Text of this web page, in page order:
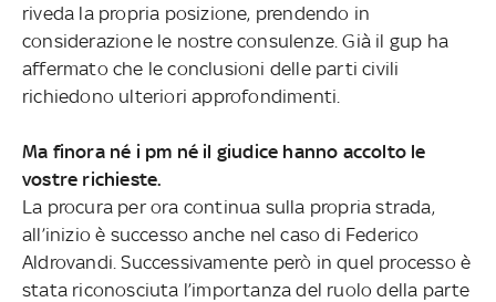
riveda la propria posizione, prendendo in
considerazione le nostre consulenze. Già il gup ha
affermato che le conclusioni delle parti civili
richiedono ulteriori approfondimenti.
Ma finora né i pm né il giudice hanno accolto le
vostre richieste.
La procura per ora continua sulla propria strada,
all’inizio è successo anche nel caso di Federico
Aldrovandi. Successivamente però in quel processo è
stata riconosciuta l’importanza del ruolo della parte